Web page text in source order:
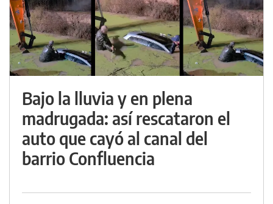
Bajo la lluvia y en plena
madrugada: así rescataron el
auto que cayó al canal del
barrio Confluencia